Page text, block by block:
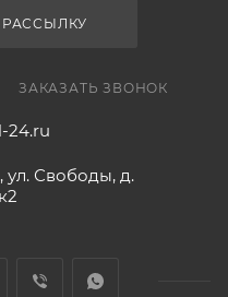
ЗАКАЗАТЬ ЗВОНОК
24.ru
ул. Свободы, д.